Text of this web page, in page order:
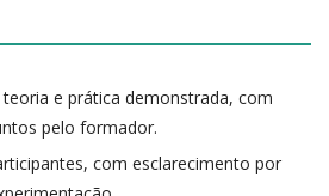
e prática demonstrada, com
pelo formador.
com esclarecimento por